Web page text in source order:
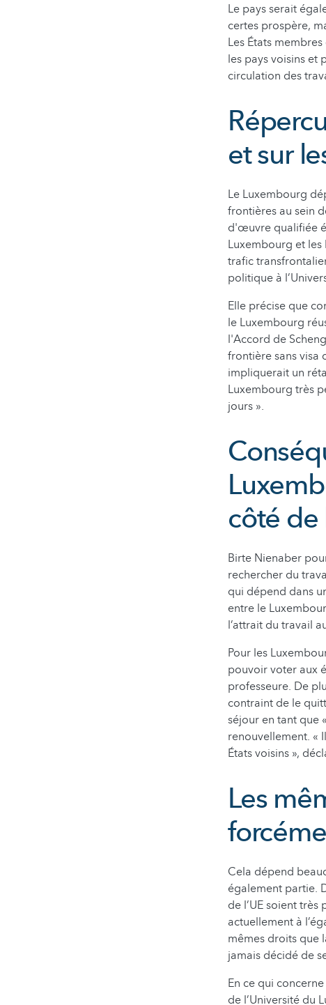
Le pays serait
certes prospère,
Les États
les pays voisins
circulation des
et sur
Le Luxembourg
frontières au sein
d'œuvre qualifiée
Luxembourg et
trafic
politique à
Elle précise que
le Luxembourg
l'Accord de
frontière sans visa
impliquerait un
Luxembourg très
jours ».
côté de
Birte Nienaber
rechercher du
qui dépend dans
entre le
l’attrait du travail
Pour les
pouvoir voter aux
professeure. De
contraint de le
séjour en tant que
renouvellement. «
États voisins »,
Les
Cela dépend
également partie.
de l’UE soient
actuellement à
mêmes droits que
jamais décidé de
En ce qui
de l’Université du